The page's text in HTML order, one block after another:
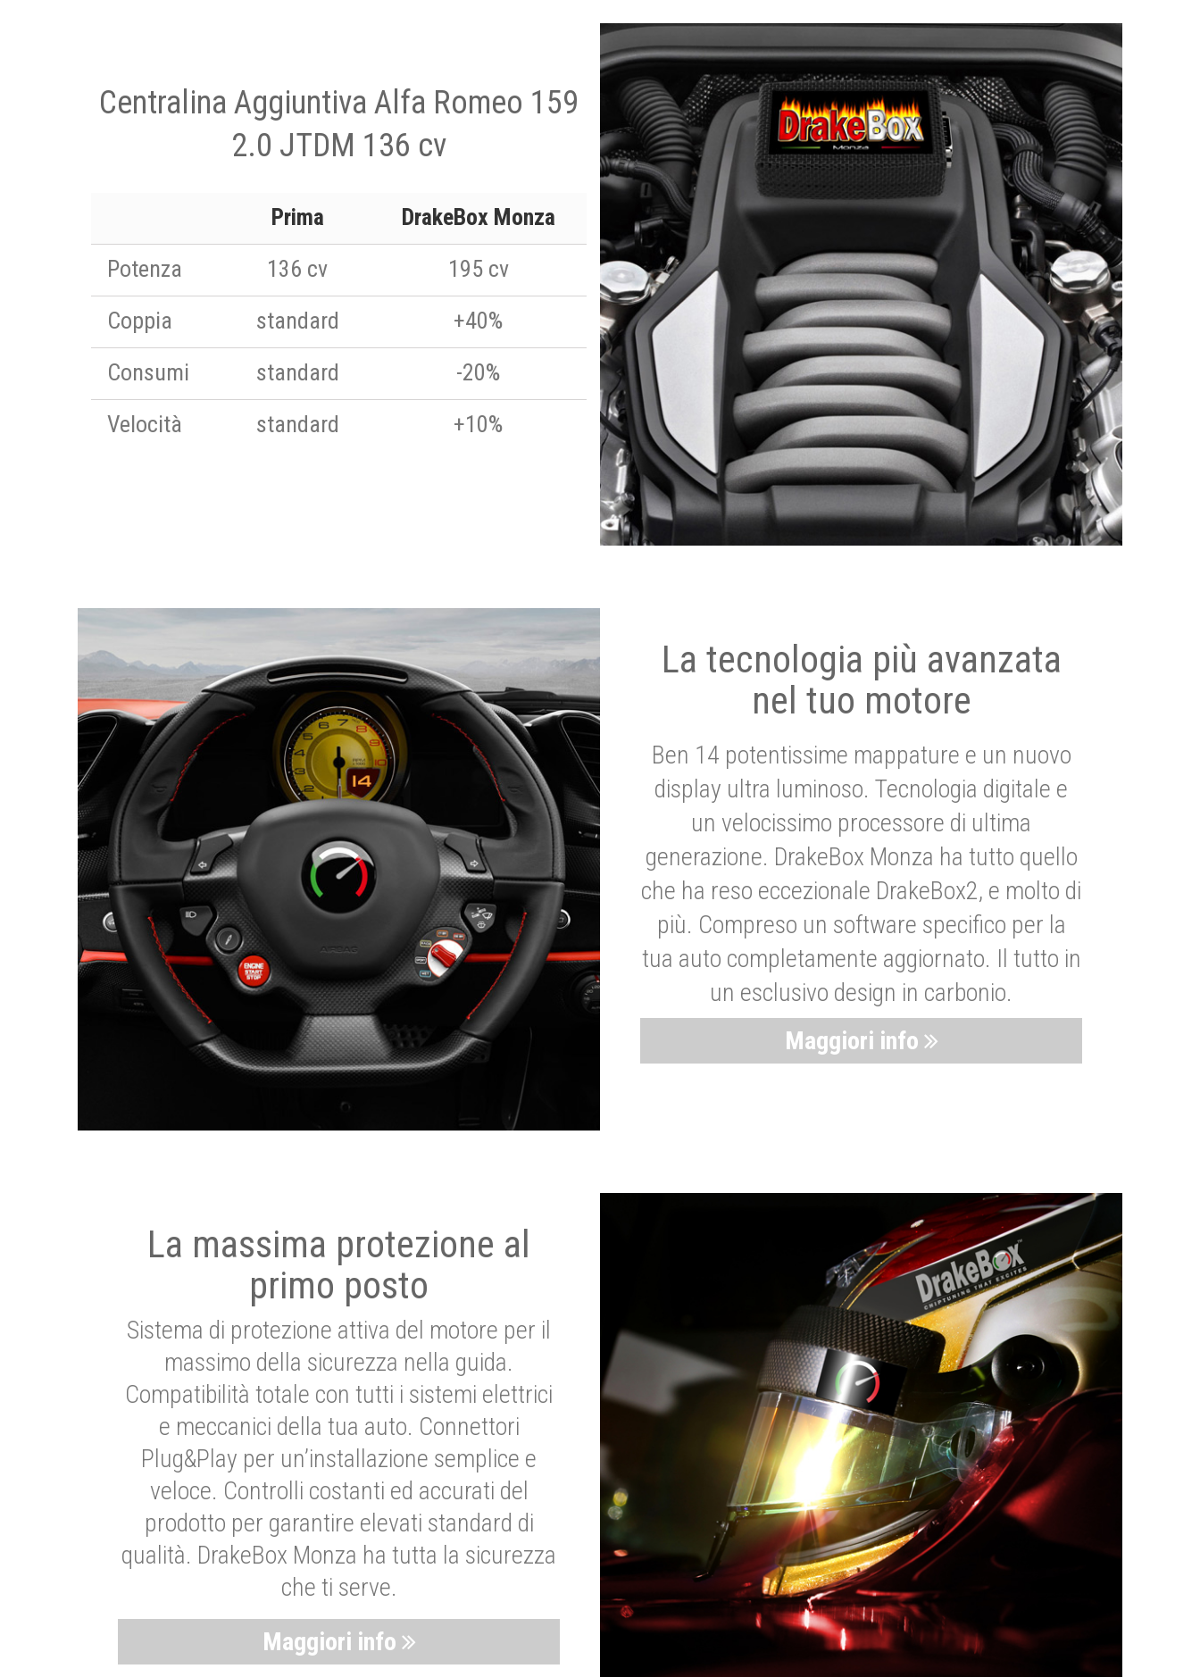
Centralina Aggiuntiva Alfa Romeo 159
2.0 JTDM 136 cv
Prima
DrakeBox Monza
Potenza
136 cv
195 cv
Coppia
standard
+40%
Consumi
standard
-20%
Velocità
standard +10%
La tecnologia più avanzata
nel tuo motore
Ben 14 potentissime mappature e un nuovo
display ultra luminoso. Tecnologia digitale e
un velocissimo processore di ultima
generazione. DrakeBox Monza ha tutto quello
che ha reso eccezionale DrakeBox2, e molto di
più. Compreso un software specifico per la
tua auto completamente aggiornato. Il tutto in
un esclusivo design in carbonio.
Maggiori info
La massima protezione al
primo posto
Sistema di protezione attiva del motore per il
massimo della sicurezza nella guida.
Compatibilità totale con tutti i sistemi elettrici
e meccanici della tua auto. Connettori
Plug&Play per un’installazione semplice e
veloce. Controlli costanti ed accurati del
prodotto per garantire elevati standard di
qualità. DrakeBox Monza ha tutta la sicurezza
che ti serve.
Maggiori info